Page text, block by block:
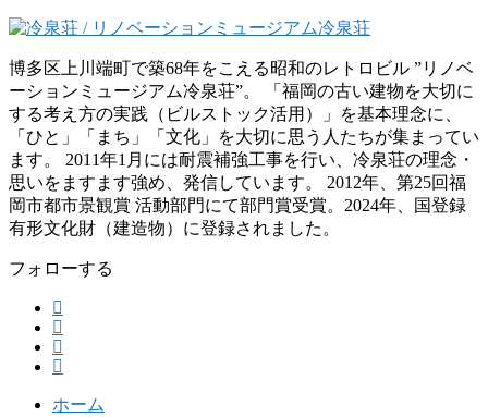
博多区上川端町で築68年をこえる昭和のレトロビル ”リノベ
ーションミュージアム冷泉荘”。 「福岡の古い建物を大切に
する考え方の実践（ビルストック活用）」を基本理念に、
「ひと」「まち」「文化」を大切に思う人たちが集まってい
ます。 2011年1月には耐震補強工事を行い、冷泉荘の理念・
思いをますます強め、発信しています。 2012年、第25回福
岡市都市景観賞 活動部門にて部門賞受賞。2024年、国登録
有形文化財（建造物）に登録されました。
フォローする
ホーム